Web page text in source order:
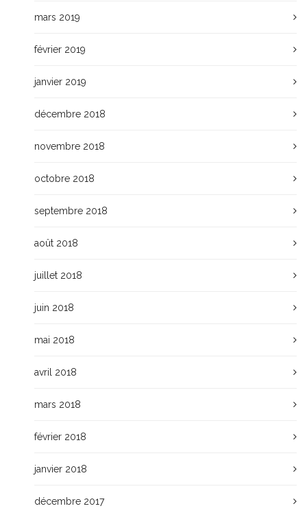
mars 2019
février 2019
janvier 2019
décembre 2018
novembre 2018
octobre 2018
septembre 2018
août 2018
juillet 2018
juin 2018
mai 2018
avril 2018
mars 2018
février 2018
janvier 2018
décembre 2017